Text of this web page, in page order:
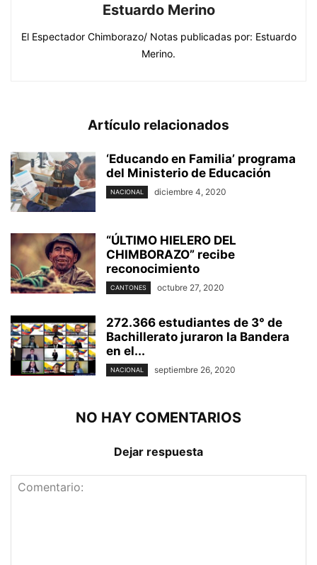
Estuardo Merino
El Espectador Chimborazo/ Notas publicadas por: Estuardo
Merino.
Artículo relacionados
‘Educando en Familia’ programa
del Ministerio de Educación
NACIONAL diciembre 4, 2020
“ÚLTIMO HIELERO DEL
CHIMBORAZO” recibe
reconocimiento
CANTONES octubre 27, 2020
272.366 estudiantes de 3° de
Bachillerato juraron la Bandera
en el...
NACIONAL septiembre 26, 2020
NO HAY COMENTARIOS
Dejar respuesta